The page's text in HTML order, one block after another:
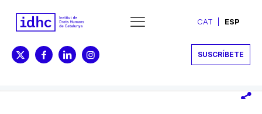
CAT ESP
SUSCRÍBETE